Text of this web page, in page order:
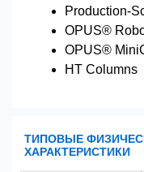
Production-
OPUS®
OPUS®
HT Columns
ТИПОВЫЕ
ХАРАКТЕРИСТИКИ